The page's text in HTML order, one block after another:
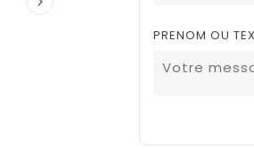
PRENOM OU